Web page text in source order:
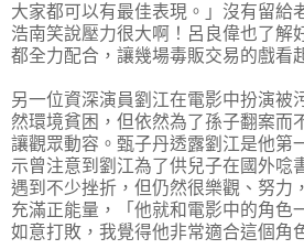
大家都可以有最佳表現。」沒有留給
浩南笑說壓力很大啊！呂良偉也了解
都全力配合，讓幾場毒販交易的戲看
另一位資深演員劉江在電影中扮演被
然環境貧困，但依然為了孫子翻案而
讓觀眾動容。甄子丹透露劉江是他第
示曾注意到劉江為了供兒子在國外唸
遇到不少挫折，但仍然很樂觀、努力
充滿正能量，「他就和電影中的角色
如意打敗，我覺得他非常適合這個角